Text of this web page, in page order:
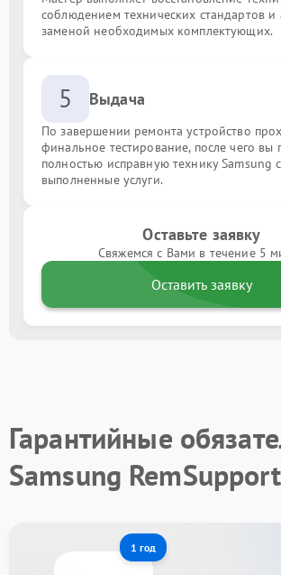
соблюдением технических стандартов и
заменой необходимых комплектующих.
5 Выдача
По завершении ремонта устройство
финальное тестирование, после чего вы
полностью исправную технику Samsung
выполненные услуги.
Оставьте заявку
Свяжемся с Вами в течение 5
Оставить заявку
Гарантийные
Samsung RemSupport
1 год